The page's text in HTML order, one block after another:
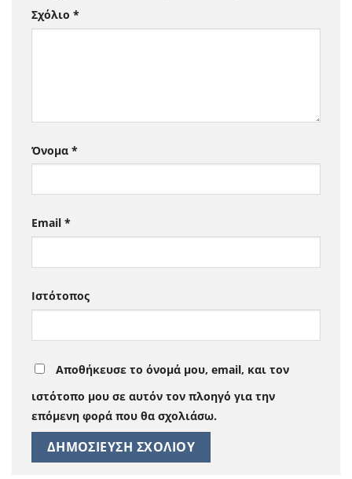
Σχόλιο *
Όνομα *
Email *
Ιστότοπος
Αποθήκευσε το όνομά μου, email, και τον
ιστότοπο μου σε αυτόν τον πλοηγό για την
επόμενη φορά που θα σχολιάσω.